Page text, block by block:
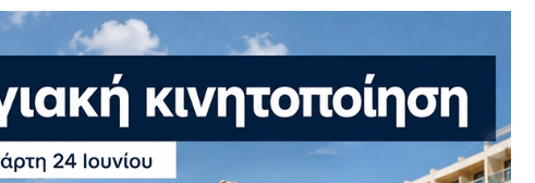
στη Λακωνία την